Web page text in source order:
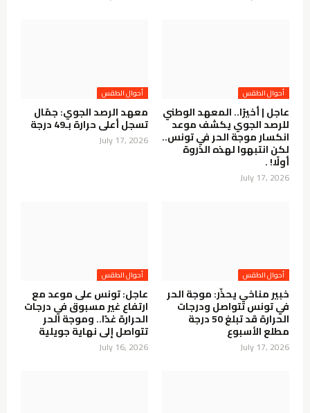
أحوال الطقس
عاجل | أخيرًا.. المعهد الوطني
للرصد الجوي يكشف موعد
انكسار موجة الحر في تونس..
لكن انتبهوا لهذه الذروة
أولًا! .
July 17, 2026
أحوال الطقس
معهد الرصد الجوي: جمّال
تسجل أعلى حرارة بـ49 درجة
July 17, 2026
أحوال الطقس
خبير مناخي يحذّر: موجة الحر
في تونس تتواصل ودرجات
الحرارة قد تبلغ 50 درجة
مطلع الأسبوع
July 17, 2026
أحوال الطقس
عاجل: تونس على موعد مع
ارتفاع غير مسبوق في درجات
الحرارة غدًا.. وموجة الحر
تتواصل إلى نهاية جويلية
July 16, 2026